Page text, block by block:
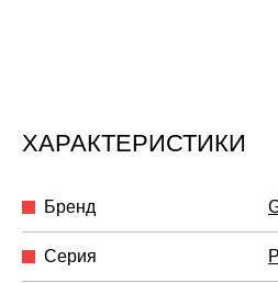
ХАРАКТЕРИСТИКИ
Бренд
Серия